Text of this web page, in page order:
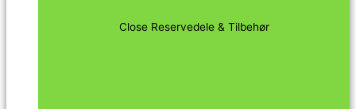
Close Reservedele & Tilbehør